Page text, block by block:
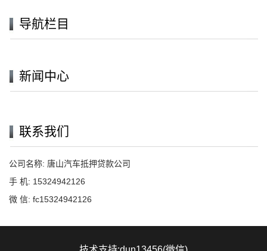
导航栏目
新闻中心
联系我们
公司名称: 唐山汽车抵押贷款公司
手 机: 15324942126
微 信: fc15324942126